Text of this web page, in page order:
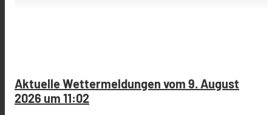
Aktuelle Wettermeldungen vom 9. August
2026 um 11:02